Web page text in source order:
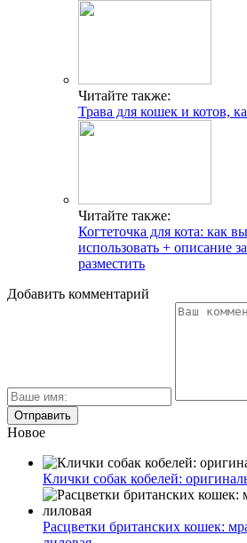
Читайте также:
Трава для кошек и котов,
Читайте также:
Когтеточка для кота: как
использовать + описание
разместить
Добавить комментарий
Новое
Клички собак кобелей:
Расцветки британских кошек: